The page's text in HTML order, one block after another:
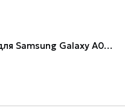
TPU+PC чехол Prisma Ladies для Samsung Galaxy A04 Rabbit